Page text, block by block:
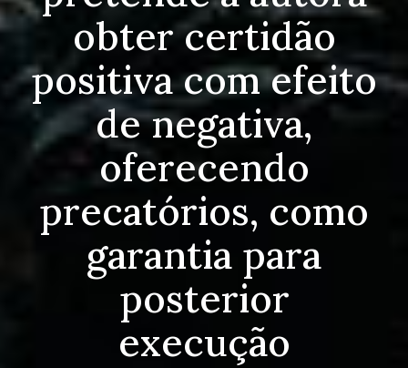
obter certidão
positiva com efeito
de negativa,
oferecendo
precatórios, como
garantia para
posterior
execução